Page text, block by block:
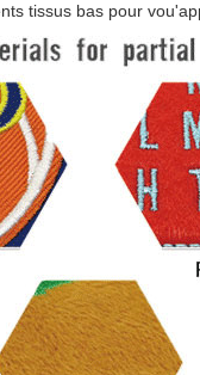
tissus bas pour